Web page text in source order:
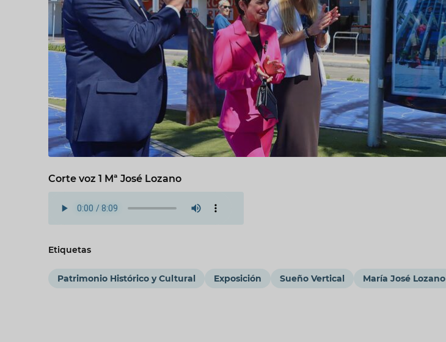
Corte voz 1 Mª José Lozano
Etiquetas
Patrimonio Histórico y Cultural Exposición Sueño Vertical María José Lozano